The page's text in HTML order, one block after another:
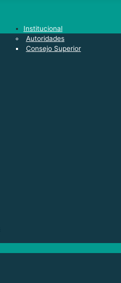
Institucional
Autoridades
Consejo Superior